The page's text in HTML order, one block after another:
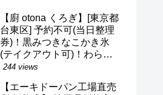
【廚 otona くろぎ】[東京都
台東区] 予約不可(当日整理
券)！黒みつきなこかき氷
(テイクアウト可)！わらび
餅などのメニューも(^^)/
244 views
【エーキドーパン工場直売